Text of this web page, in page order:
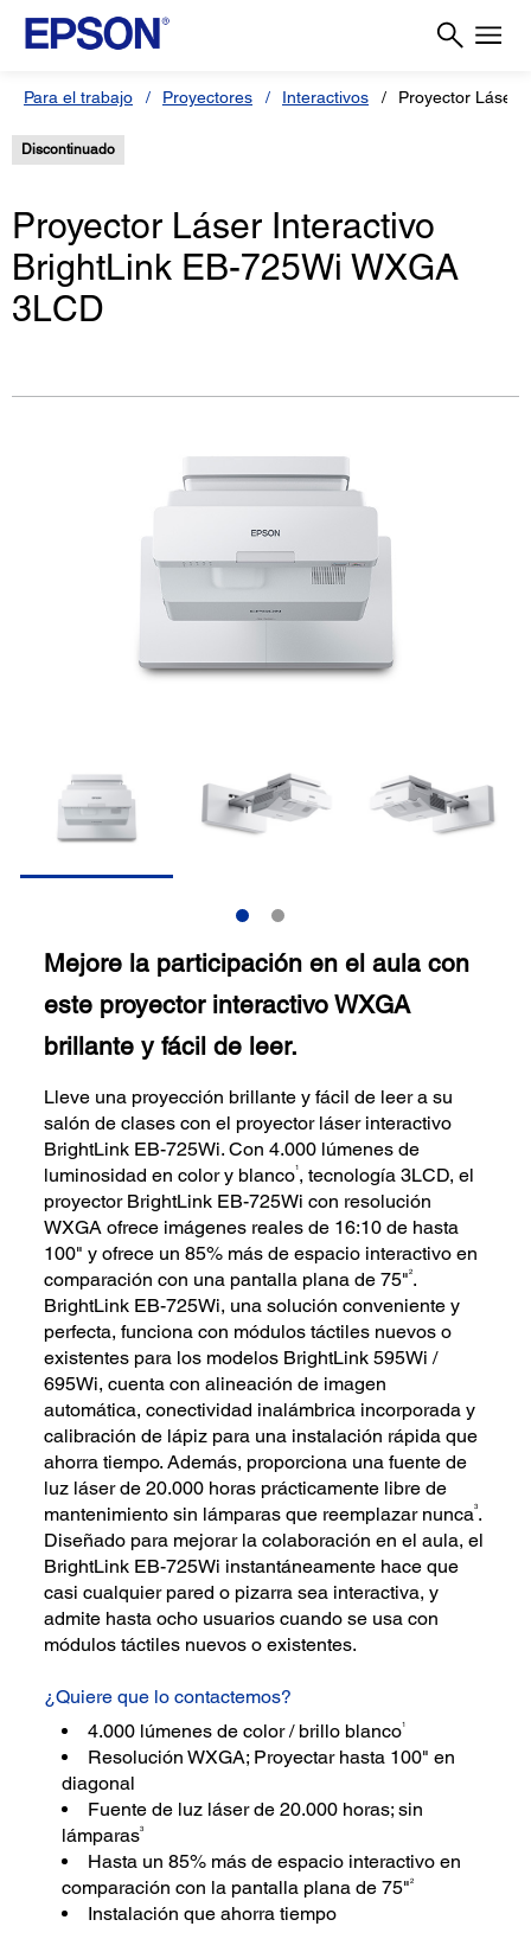
Para el trabajo Proyectores Interactivos Proyector Láser
Discontinuado
Proyector Láser Interactivo
BrightLink EB-725Wi WXGA
3LCD
Mejore la participación en el aula con
este proyector interactivo WXGA
brillante y fácil de leer.
Lleve una proyección brillante y fácil de leer a su
salón de clases con el proyector láser interactivo
BrightLink EB-725Wi. Con 4.000 lúmenes de
luminosidad en color y blanco1, tecnología 3LCD, el
proyector BrightLink EB-725Wi con resolución
WXGA ofrece imágenes reales de 16:10 de hasta
100" y ofrece un 85% más de espacio interactivo en
comparación con una pantalla plana de 75"2.
BrightLink EB-725Wi, una solución conveniente y
perfecta, funciona con módulos táctiles nuevos o
existentes para los modelos BrightLink 595Wi /
695Wi, cuenta con alineación de imagen
automática, conectividad inalámbrica incorporada y
calibración de lápiz para una instalación rápida que
ahorra tiempo. Además, proporciona una fuente de
luz láser de 20.000 horas prácticamente libre de
mantenimiento sin lámparas que reemplazar nunca3.
Diseñado para mejorar la colaboración en el aula, el
BrightLink EB-725Wi instantáneamente hace que
casi cualquier pared o pizarra sea interactiva, y
admite hasta ocho usuarios cuando se usa con
módulos táctiles nuevos o existentes.
¿Quiere que lo contactemos?
4.000 lúmenes de color / brillo blanco1
Resolución WXGA; Proyectar hasta 100" en
diagonal
Fuente de luz láser de 20.000 horas; sin
lámparas3
Hasta un 85% más de espacio interactivo en
comparación con la pantalla plana de 75"2
Instalación que ahorra tiempo